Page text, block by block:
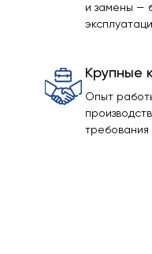
и замены —
Крупные
Опыт